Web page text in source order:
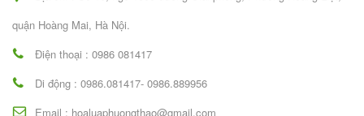
quận Hoàng Mai, Hà Nội.
Điện thoại : 0986 081417
Di động : 0986.081417- 0986.889956
Email : hoaluaphuongthao@gmail.com